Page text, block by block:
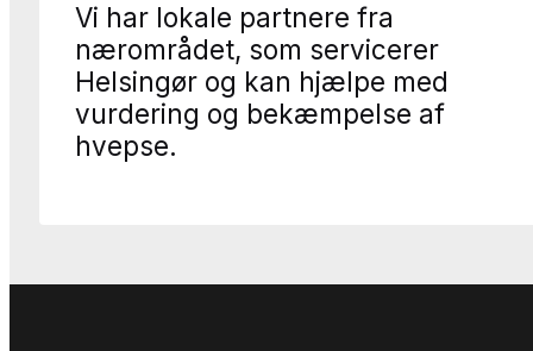
Vi har lokale partnere fra
nærområdet, som servicerer
Helsingør og kan hjælpe med
vurdering og bekæmpelse af
hvepse.